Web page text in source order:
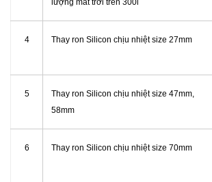
lượng măt trời trên 300l
4 Thay ron Silicon chịu nhiệt size 27mm
5
Thay ron Silicon chịu nhiệt size 47mm,
58mm
6 Thay ron Silicon chịu nhiệt size 70mm